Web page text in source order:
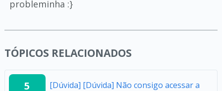
probleminha :}
TÓPICOS RELACIONADOS
5
[Dúvida] [Dúvida] Não consigo acessar a